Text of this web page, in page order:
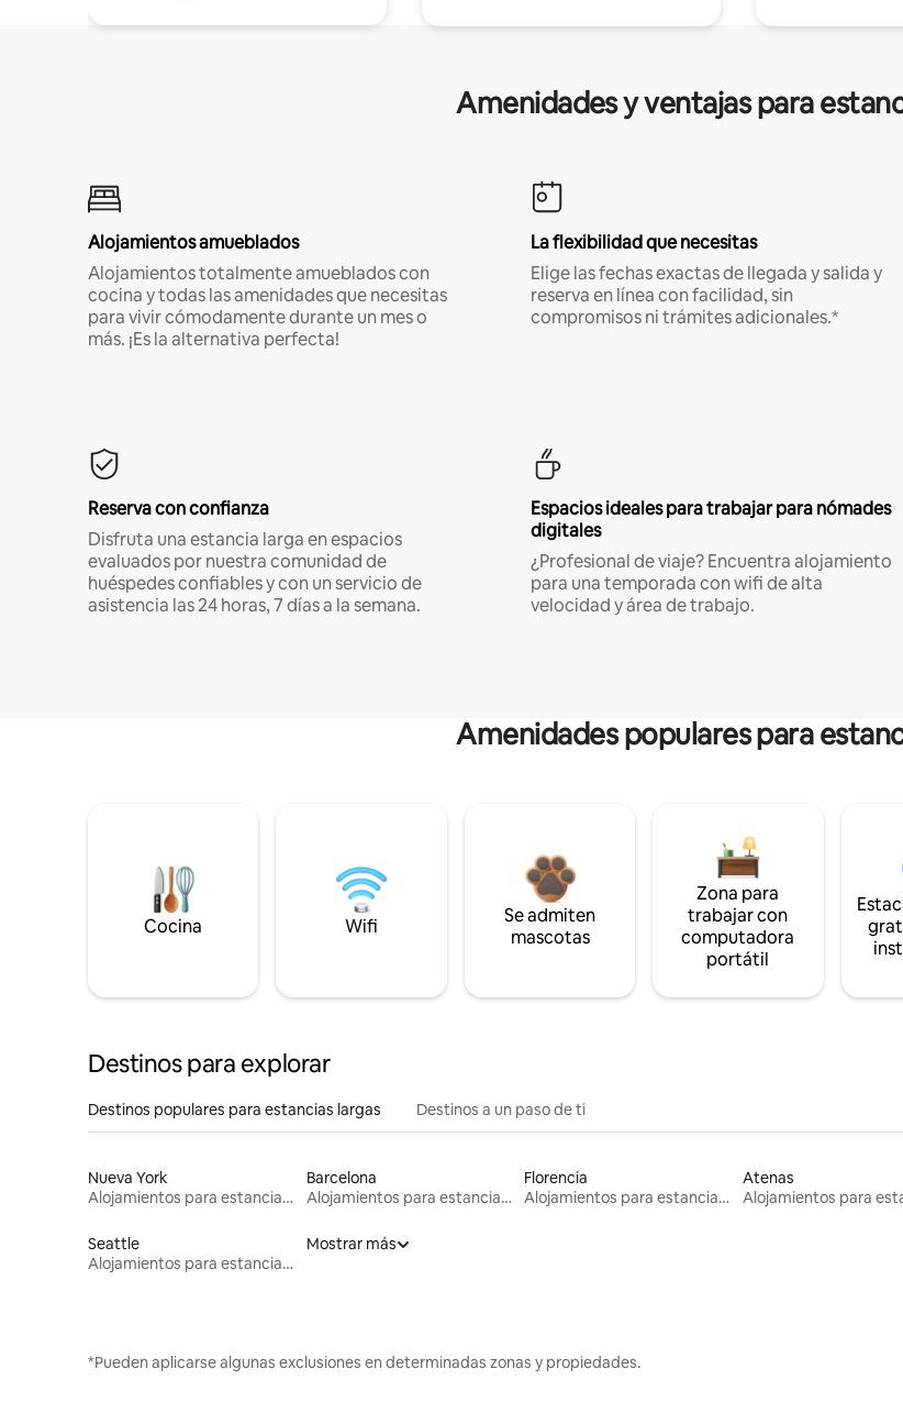
Amenidades y ventajas para
Alojamientos amueblados
Alojamientos totalmente amueblados con
cocina y todas las amenidades que necesitas
para vivir cómodamente durante un mes o
más. ¡Es la alternativa perfecta!
La flexibilidad que necesitas
Elige las fechas exactas de llegada y salida y
reserva en línea con facilidad, sin
compromisos ni trámites adicionales.*
Reserva con confianza
Disfruta una estancia larga en espacios
evaluados por nuestra comunidad de
huéspedes confiables y con un servicio de
asistencia las 24 horas, 7 días a la semana.
Espacios ideales para trabajar para nómades
digitales
¿Profesional de viaje? Encuentra alojamiento
para una temporada con wifi de alta
velocidad y área de trabajo.
Amenidades populares para
Cocina Wifi
Se admiten
mascotas
Zona para
trabajar con
computadora
portátil
Destinos para explorar
Destinos populares para estancias largas Destinos a un paso de ti
Nueva York
Alojamientos para estancias largas
Barcelona
Alojamientos para estancias largas
Florencia
Alojamientos para estancias largas
Atenas
Seattle
Alojamientos para estancias largas
Mostrar más
*Pueden aplicarse algunas exclusiones en determinadas zonas y propiedades.